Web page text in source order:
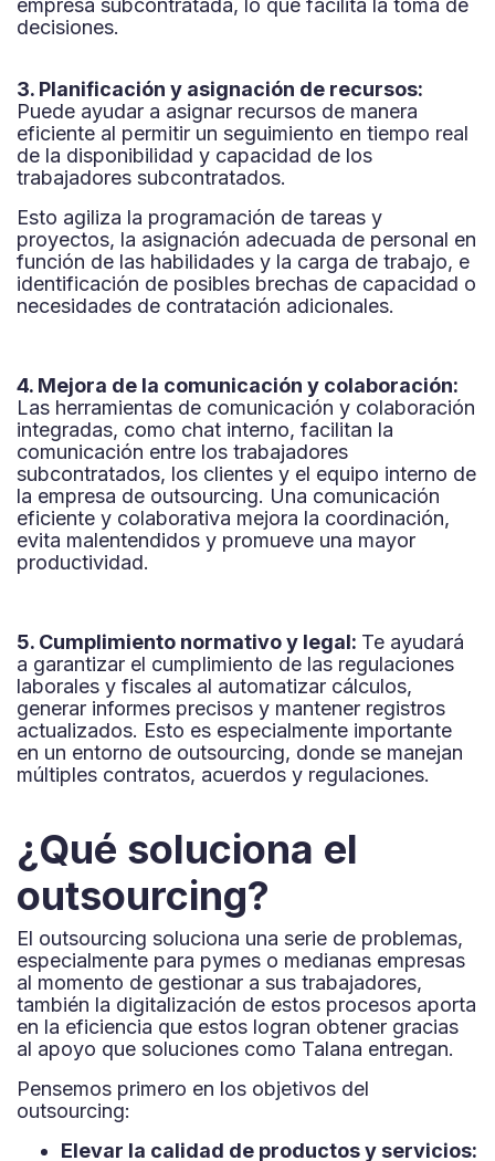
empresa subcontratada, lo que facilita la toma de
decisiones.
3. Planificación y asignación de recursos:
Puede ayudar a asignar recursos de manera
eficiente al permitir un seguimiento en tiempo real
de la disponibilidad y capacidad de los
trabajadores subcontratados.
Esto agiliza la programación de tareas y
proyectos, la asignación adecuada de personal en
función de las habilidades y la carga de trabajo, e
identificación de posibles brechas de capacidad o
necesidades de contratación adicionales.
4. Mejora de la comunicación y colaboración:
Las herramientas de comunicación y colaboración
integradas, como chat interno, facilitan la
comunicación entre los trabajadores
subcontratados, los clientes y el equipo interno de
la empresa de outsourcing. Una comunicación
eficiente y colaborativa mejora la coordinación,
evita malentendidos y promueve una mayor
productividad.
5. Cumplimiento normativo y legal: Te ayudará
a garantizar el cumplimiento de las regulaciones
laborales y fiscales al automatizar cálculos,
generar informes precisos y mantener registros
actualizados. Esto es especialmente importante
en un entorno de outsourcing, donde se manejan
múltiples contratos, acuerdos y regulaciones.
¿Qué soluciona el
outsourcing?
El outsourcing soluciona una serie de problemas,
especialmente para pymes o medianas empresas
al momento de gestionar a sus trabajadores,
también la digitalización de estos procesos aporta
en la eficiencia que estos logran obtener gracias
al apoyo que soluciones como Talana entregan.
Pensemos primero en los objetivos del
outsourcing:
Elevar la calidad de productos y servicios: